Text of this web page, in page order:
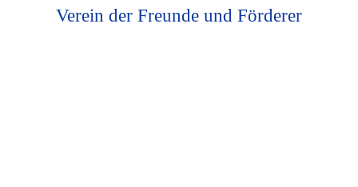
Verein der Freunde und Förderer